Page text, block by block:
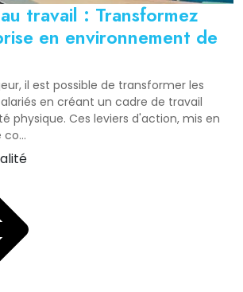
travail : Transformez
en environnement de
il est possible de transformer les
en créant un cadre de travail
physique. Ces leviers d'action, mis en